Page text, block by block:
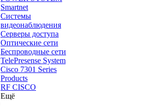
Smartnet
Системы
видеонаблюдения
Серверы доступа
Оптические сети
Беспроводные сети
TelePresense System
Cisco 7301 Series
Products
RF CISCO
Ещё